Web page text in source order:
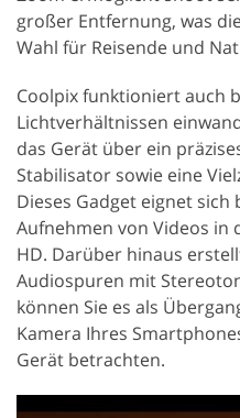
großer Entfernung, was
Wahl für Reisende und
Coolpix funktioniert auch
Lichtverhältnissen
das Gerät über ein
Stabilisator sowie eine
Dieses Gadget eignet
Aufnehmen von Videos in
HD. Darüber hinaus
Audiospuren mit
können Sie es als
Kamera Ihres
Gerät betrachten.